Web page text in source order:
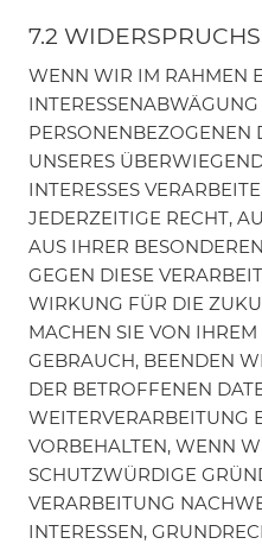
7.2
WENN WIR IM RAHMEN
PERSONENBEZOGENEN
UNSERES
INTERESSES
JEDERZEITIGE RECHT,
AUS IHRER
GEGEN DIESE
WIRKUNG FÜR DIE
MACHEN SIE VON
GEBRAUCH, BEENDEN
DER BETROFFENEN
WEITERVERARBEITUNG
VORBEHALTEN, WENN
SCHUTZWÜRDIGE
VERARBEITUNG
INTERESSEN,